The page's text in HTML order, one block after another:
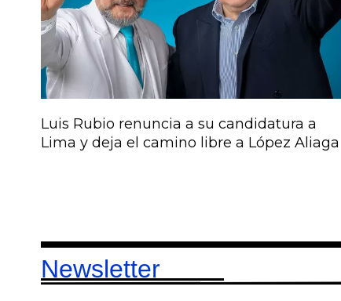
Luis Rubio renuncia a su candidatura a
Lima y deja el camino libre a López Aliaga
Newsletter